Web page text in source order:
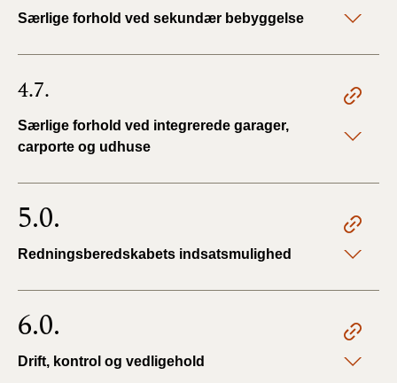
Særlige forhold ved sekundær bebyggelse
4.7.
Særlige forhold ved integrerede garager,
carporte og udhuse
5.0.
Redningsberedskabets indsatsmulighed
6.0.
Drift, kontrol og vedligehold